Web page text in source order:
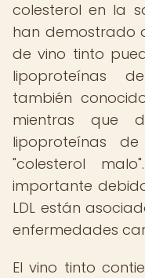
colesterol en la
han demostrado
de vino tinto
lipoproteínas
también
mientras que
lipoproteínas
"colesterol
importante
LDL están
enfermedades
El vino tinto